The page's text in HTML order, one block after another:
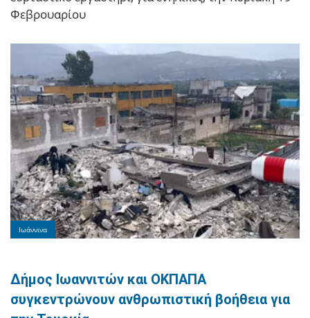
Φεβρουαρίου
Ιωάννινα
Δήμος Ιωαννιτών και ΟΚΠΑΠΑ
συγκεντρώνουν ανθρωπιστική βοήθεια για